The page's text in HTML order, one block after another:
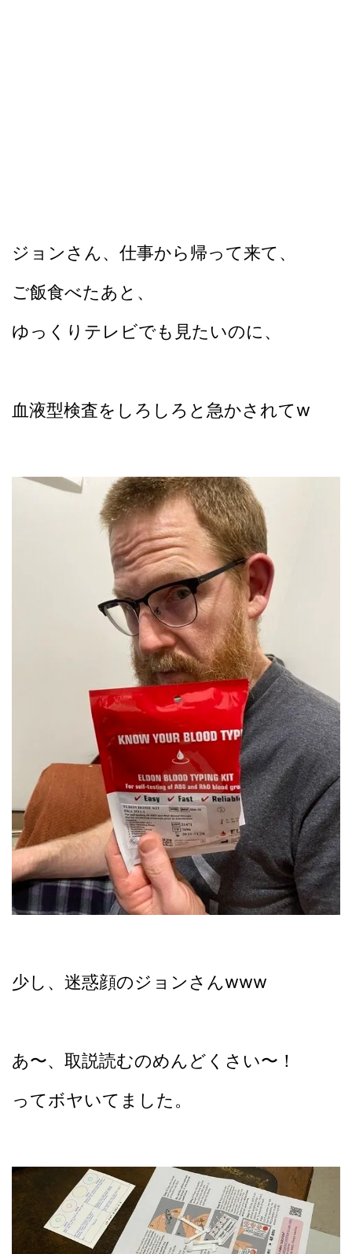
ジョンさん、仕事から帰って来て、
ご飯食べたあと、
ゆっくりテレビでも見たいのに、
血液型検査をしろしろと急かされてw
少し、迷惑顔のジョンさんwww
あ〜、取説読むのめんどくさい〜！
ってボヤいてました。